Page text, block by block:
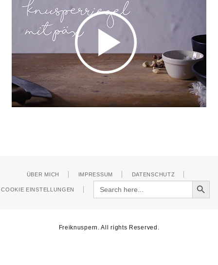
ÜBER MICH IMPRESSUM DATENSCHUTZ
COOKIE EINSTELLUNGEN
Search
for:
Search Button
Freiknuspern. All rights Reserved.